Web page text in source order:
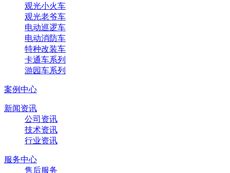
观光小火车
观光老爷车
电动巡逻车
电动消防车
特种改装车
卡通车系列
游园车系列
案例中心
新闻资讯
公司资讯
技术资讯
行业资讯
服务中心
售后服务